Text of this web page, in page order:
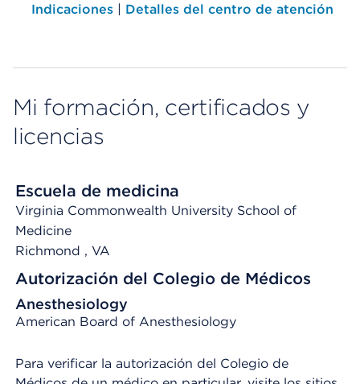
Indicaciones | Detalles del centro de atención
Mi formación, certificados y
licencias
Escuela de medicina
Virginia Commonwealth University School of
Medicine
Richmond , VA
Autorización del Colegio de Médicos
Anesthesiology
American Board of Anesthesiology
Para verificar la autorización del Colegio de